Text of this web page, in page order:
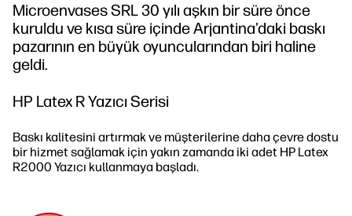
Microenvases SRL 30 yılı aşkın bir süre önce
kuruldu ve kısa süre içinde Arjantina'daki baskı
pazarının en büyük oyuncularından biri haline
geldi.
HP Latex R Yazıcı Serisi
Baskı kalitesini artırmak ve müşterilerine daha çevre dostu
bir hizmet sağlamak için yakın zamanda iki adet HP Latex
R2000 Yazıcı kullanmaya başladı.